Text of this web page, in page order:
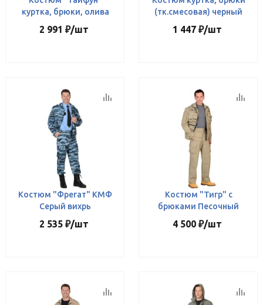
куртка, брюки, олива
2 991 ₽/шт
(тк.смесовая) черный
1 447 ₽/шт
Костюм "Фрегат" КМФ
Серый вихрь
2 535 ₽/шт
Костюм "Тигр" с
брюками Песочный
4 500 ₽/шт